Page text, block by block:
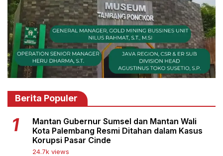
Berita Populer
Mantan Gubernur Sumsel dan Mantan Wali
Kota Palembang Resmi Ditahan dalam Kasus
Korupsi Pasar Cinde
24.7k views